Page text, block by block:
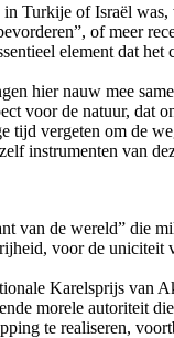
Turkije of Israël was,
of meer
element dat
hier nauw mee
voor de natuur, dat
vergeten om de
instrumenten van
van de wereld” die
voor de uniciteit
Karelsprijs van
morele autoriteit
te realiseren,